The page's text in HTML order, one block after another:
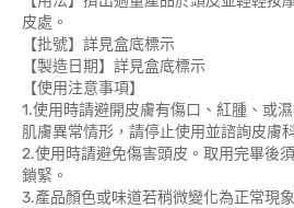
皮處。
【批號】詳見盒底標示
【製造日期】詳見盒底標示
【使用注意事項】
1.使用時請避開皮膚有傷口、紅腫、或
肌膚異常情形，請停止使用並諮詢皮膚
2.使用時請避免傷害頭皮。取用完畢後
鎖緊。
3.產品顏色或味道若稍微變化為正常現